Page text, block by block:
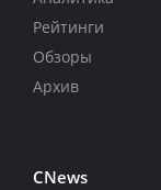
Рейтинги
Обзоры
Архив
CNews